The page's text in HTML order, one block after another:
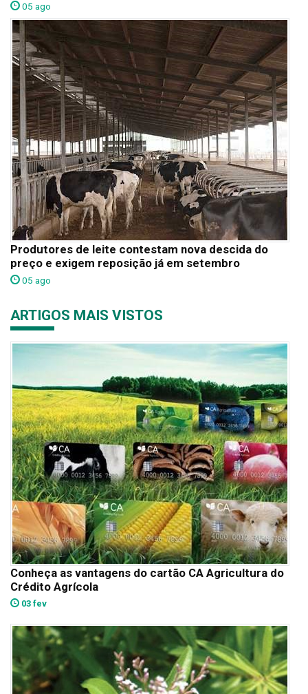
05 ago
Produtores de leite contestam nova descida do
preço e exigem reposição já em setembro
05 ago
ARTIGOS MAIS VISTOS
Conheça as vantagens do cartão CA Agricultura do
Crédito Agrícola
03 fev